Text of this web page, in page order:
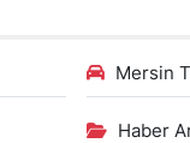
Mersin
Haber